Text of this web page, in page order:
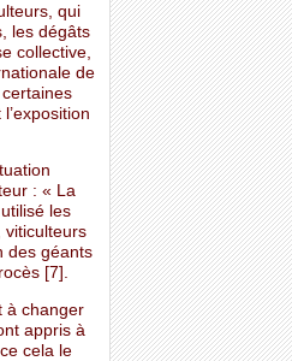
qui
les dégâts
collective,
de
: « La
les
viticulteurs
des géants
[7].
à changer
appris à
cela le